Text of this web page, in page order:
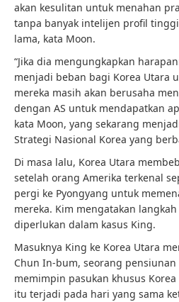
akan kesulitan untuk menahan
tanpa banyak intelijen profil
lama, kata Moon.
“Jika dia mengungkapkan
menjadi beban bagi Korea Utara
mereka masih akan berusaha
dengan AS untuk mendapatkan
kata Moon, yang sekarang
Strategi Nasional Korea yang
Di masa lalu, Korea Utara
setelah orang Amerika terkenal
pergi ke Pyongyang untuk
mereka. Kim mengatakan
diperlukan dalam kasus King.
Masuknya King ke Korea Utara
Chun In-bum, seorang
memimpin pasukan khusus
itu terjadi pada hari yang sama